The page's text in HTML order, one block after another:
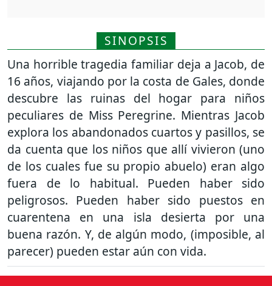
SINOPSIS
Una horrible tragedia familiar deja a Jacob, de
16 años, viajando por la costa de Gales, donde
descubre las ruinas del hogar para niños
peculiares de Miss Peregrine. Mientras Jacob
explora los abandonados cuartos y pasillos, se
da cuenta que los niños que allí vivieron (uno
de los cuales fue su propio abuelo) eran algo
fuera de lo habitual. Pueden haber sido
peligrosos. Pueden haber sido puestos en
cuarentena en una isla desierta por una
buena razón. Y, de algún modo, (imposible, al
parecer) pueden estar aún con vida.